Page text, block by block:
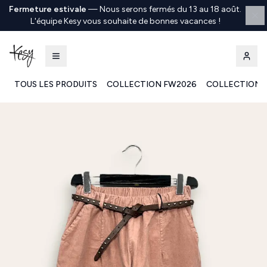
Fermeture estivale —Nous serons fermés du 13 au 18 août.
L'équipe Kesy vous souhaite de bonnes vacances !
TOUS LES PRODUITS COLLECTION FW2026 COLLECTION